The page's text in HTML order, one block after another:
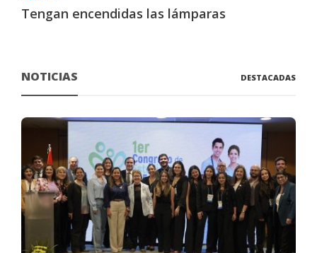
Tengan encendidas las lámparas
NOTICIAS DESTACADAS